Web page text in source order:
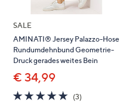
SALE
AMINATI® Jersey Palazzo-Hose
Rundumdehnbund Geometrie-
Druck gerades weites Bein
€ 34,99
5.0
von
(3)3